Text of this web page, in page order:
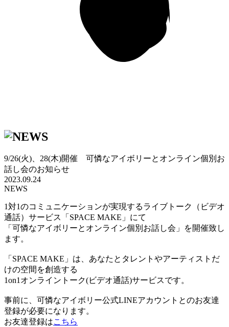
9/26(火)、28(木)開催 可憐なアイボリーとオンライン個別お
話し会のお知らせ
2023.09.24
NEWS
1対1のコミュニケーションが実現するライブトーク（ビデオ
通話）サービス「SPACE MAKE」にて
「可憐なアイボリーとオンライン個別お話し会」を開催致し
ます。
「SPACE MAKE」は、あなたとタレントやアーティストだ
けの空間を創造する
1on1オンライントーク(ビデオ通話)サービスです。
事前に、可憐なアイボリー公式LINEアカウントとのお友達
登録が必要になります。
お友達登録はこちら